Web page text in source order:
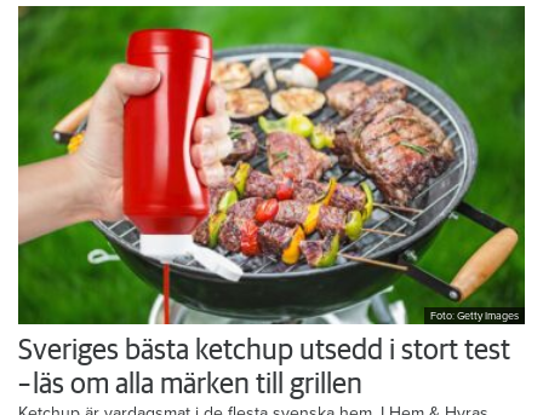
Foto: Getty Images
Sveriges bästa ketchup utsedd i stort test
– läs om alla märken till grillen